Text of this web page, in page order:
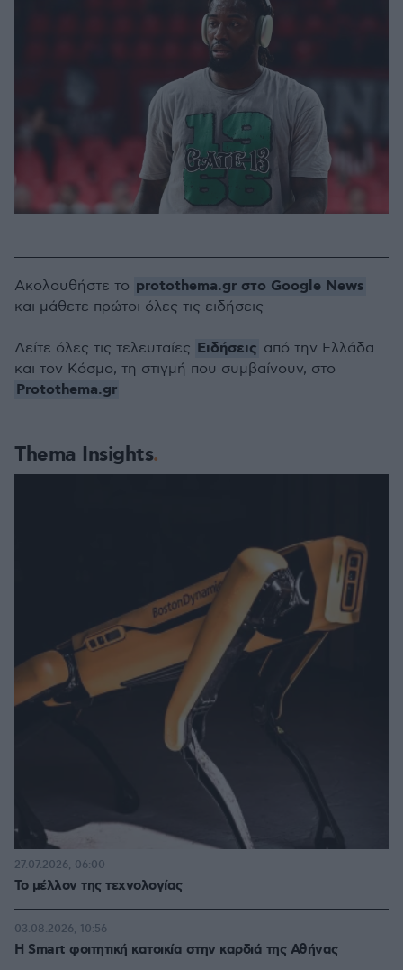
Thema Insights
Το μέλλον της τεχνολογίας
27.07.2026, 06:00
Η Smart φοιτητική κατοικία στην καρδιά της Αθήνας
03.08.2026, 10:56
Ακολουθήστε το protothema.gr στο Google News
και μάθετε πρώτοι όλες τις ειδήσεις
Δείτε όλες τις τελευταίες Ειδήσεις από την Ελλάδα
και τον Κόσμο, τη στιγμή που συμβαίνουν, στο
Protothema.gr